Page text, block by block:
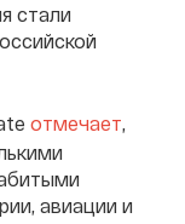
стали
отмечает
авиации и